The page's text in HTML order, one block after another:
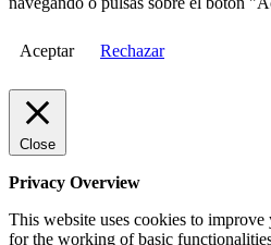
Aceptar Rechazar
Close
Privacy Overview
This website uses cookies to improve
for the working of basic